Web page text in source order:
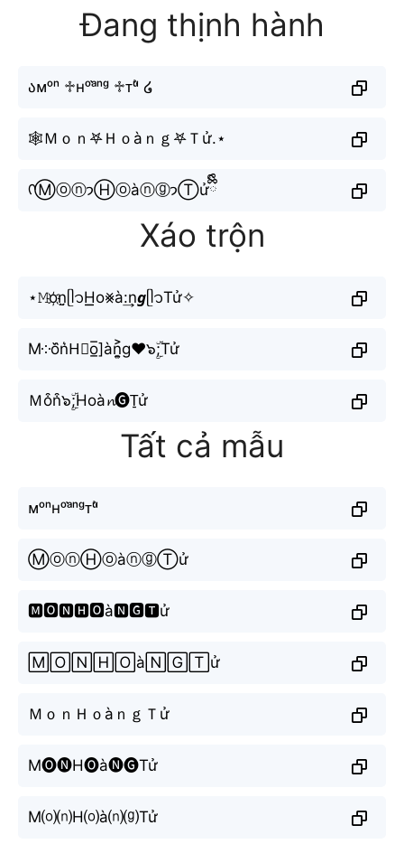
Đang thịnh hành
აᴍᵒⁿ ♱ʜᵒᵃ̀ⁿᵍ ♱ᴛᵘ̛̉ ໒
🕸Ｍｏｎ𖤐Ｈｏàｎｇ𖤐Ｔử.⋆
ᡣⓂⓞⓝ𐭩Ⓗⓞàⓝⓖ𐭩Ⓣửྀིྀི
Xáo trộn
⋆𝙼o҉n̤̮ᥫ᭡H͟͟o⨳à:͢n𝙜ᥫ᭡Tử✧
M༶o᷈n͛H⃣o̲̅]àn͎͍͐g♥๖ۣۜ;Tử
Ｍo͒n͒๖ۣۜ;Hoà𝓷🅖T̠ử
Tất cả mẫu
ᴍᵒⁿʜᵒᵃ̀ⁿᵍᴛᵘ̛̉
ⓂⓞⓝⒽⓞàⓝⓖⓉử
🅼🅾🅽🅷🅾à🅽🅶🆃ử
🄼🄾🄽🄷🄾à🄽🄶🅃ử
ＭｏｎＨｏàｎｇＴử
M🅞🅝H🅞à🅝🅖Tử
M⒪⒩H⒪à⒩⒢Tử